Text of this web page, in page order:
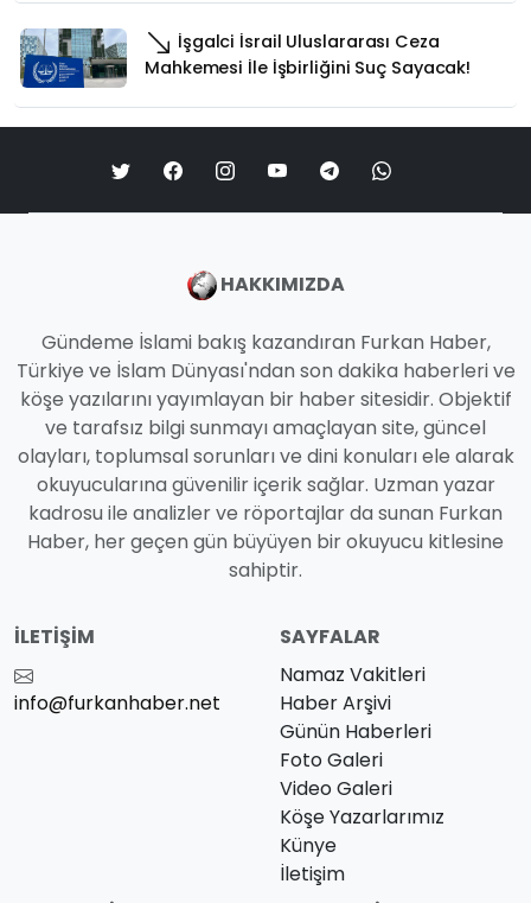
İşgalci İsrail Uluslararası Ceza
Mahkemesi İle İşbirliğini Suç Sayacak!
HAKKIMIZDA
Gündeme İslami bakış kazandıran Furkan Haber,
Türkiye ve İslam Dünyası'ndan son dakika haberleri ve
köşe yazılarını yayımlayan bir haber sitesidir. Objektif
ve tarafsız bilgi sunmayı amaçlayan site, güncel
olayları, toplumsal sorunları ve dini konuları ele alarak
okuyucularına güvenilir içerik sağlar. Uzman yazar
kadrosu ile analizler ve röportajlar da sunan Furkan
Haber, her geçen gün büyüyen bir okuyucu kitlesine
sahiptir.
İLETIŞIM
info@furkanhaber.net
SAYFALAR
Namaz Vakitleri
Haber Arşivi
Günün Haberleri
Foto Galeri
Video Galeri
Köşe Yazarlarımız
Künye
İletişim